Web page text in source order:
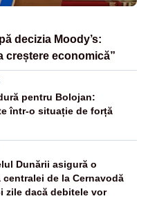
decizia Moody’s:
creștere economică”
pentru Bolojan:
într-o situație de forță
Dunării asigură o
de la Cernavodă
zile dacă debitele vor